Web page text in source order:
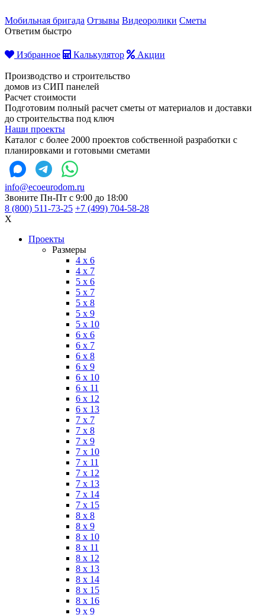
Мобильная бригада Отзывы Видеоролики Сметы
Ответим быстро
Избранное Калькулятор Акции
Производство и строительство
домов из СИП панелей
Расчет стоимости
Подготовим полный расчет сметы от материалов и доставки
до строительства под ключ
Наши проекты
Каталог с более 2000 проектов собственной разработки с
планировками и готовыми сметами
info@ecoeurodom.ru
Звоните Пн-Пт с 9:00 до 18:00
8 (800) 511-73-25 +7 (499) 704-58-28
X
Проекты
Размеры
4 x 6
4 x 7
5 x 6
5 x 7
5 x 8
5 x 9
5 x 10
6 x 6
6 x 7
6 x 8
6 x 9
6 x 10
6 x 11
6 x 12
6 x 13
7 x 7
7 x 8
7 x 9
7 x 10
7 x 11
7 x 12
7 x 13
7 x 14
7 x 15
8 x 8
8 x 9
8 x 10
8 x 11
8 x 12
8 x 13
8 x 14
8 x 15
8 x 16
9 x 9